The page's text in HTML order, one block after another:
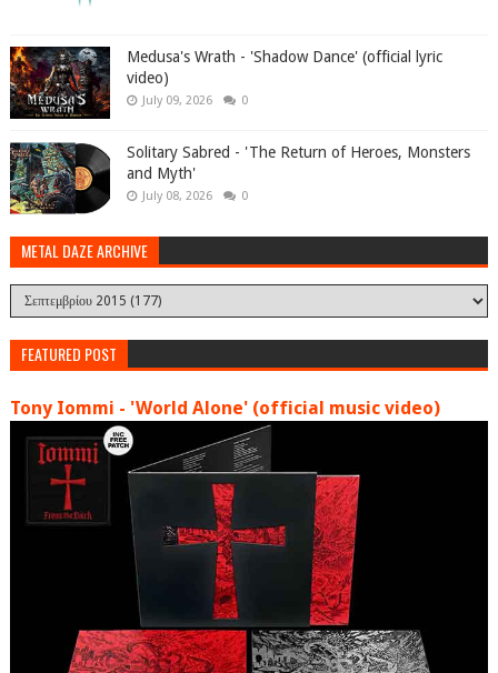
Medusa's Wrath - 'Shadow Dance' (official lyric
video)
July 09, 2026 0
Solitary Sabred - 'The Return of Heroes, Monsters
and Myth'
July 08, 2026 0
METAL DAZE ARCHIVE
FEATURED POST
Tony Iommi - 'World Alone' (official music video)